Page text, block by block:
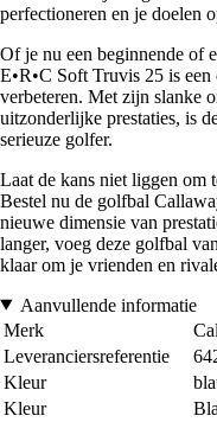
perfectioneren en je doelen
Of je nu een beginnende of
E•R•C Soft Truvis 25 is
verbeteren. Met zijn slanke
uitzonderlijke prestaties, is
serieuze golfer.
Laat de kans niet liggen om
Bestel nu de golfbal
nieuwe dimensie van
langer, voeg deze golfbal
klaar om je vrienden en
Aanvullende informatie
Merk
Leveranciersreferentie
Kleur
Kleur